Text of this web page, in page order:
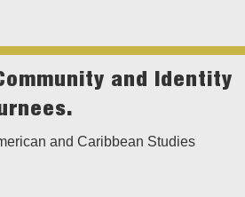
and Identity
and Caribbean Studies